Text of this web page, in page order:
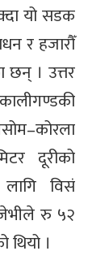
यो सडक
र हजारौँ
छन् । उत्तर
दूरीको
लागि विसं
रु ५२
।